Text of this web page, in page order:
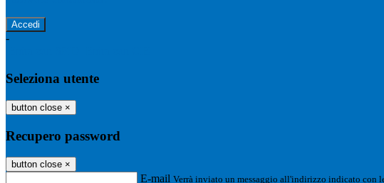
-
Seleziona utente
button close ×
Recupero password
button close ×
E-mail Verrà inviato un messaggio all'indirizzo indicato con